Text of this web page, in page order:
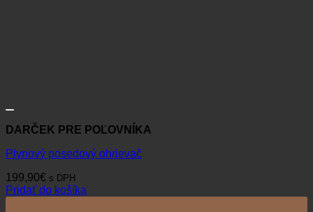
DARČEK PRE POĽOVNÍKA
Plynový posedový ohrievač
199,90€ s DPH
Pridať do košíka